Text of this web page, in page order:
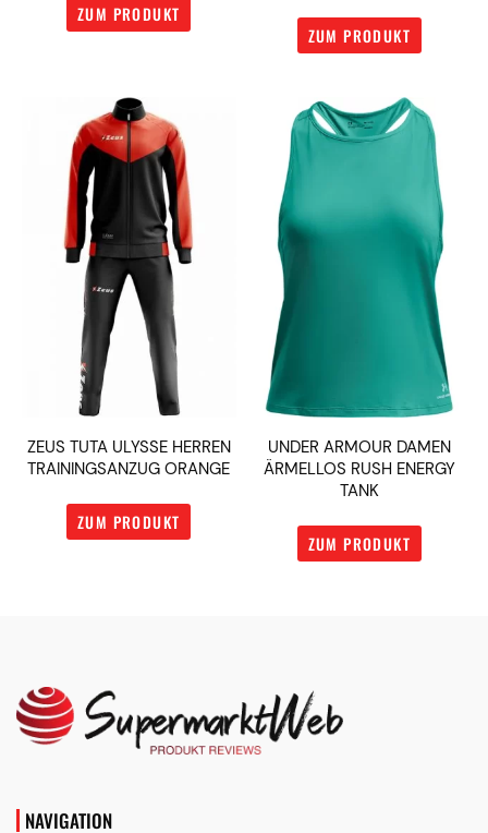
ZUM PRODUKT
ZUM PRODUKT
ZEUS TUTA ULYSSE HERREN
TRAININGSANZUG ORANGE
ZUM PRODUKT
UNDER ARMOUR DAMEN
ÄRMELLOS RUSH ENERGY
TANK
ZUM PRODUKT
NAVIGATION